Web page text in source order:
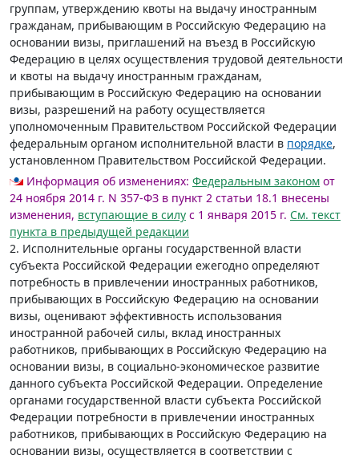
группам, утверждению квоты на выдачу иностранным
гражданам, прибывающим в Российскую Федерацию на
основании визы, приглашений на въезд в Российскую
Федерацию в целях осуществления трудовой деятельности
и квоты на выдачу иностранным гражданам,
прибывающим в Российскую Федерацию на основании
визы, разрешений на работу осуществляется
уполномоченным Правительством Российской Федерации
федеральным органом исполнительной власти в порядке,
установленном Правительством Российской Федерации.
Информация об изменениях: Федеральным законом от
24 ноября 2014 г. N 357-ФЗ в пункт 2 статьи 18.1 внесены
изменения, вступающие в силу с 1 января 2015 г. См. текст
пункта в предыдущей редакции
2. Исполнительные органы государственной власти
субъекта Российской Федерации ежегодно определяют
потребность в привлечении иностранных работников,
прибывающих в Российскую Федерацию на основании
визы, оценивают эффективность использования
иностранной рабочей силы, вклад иностранных
работников, прибывающих в Российскую Федерацию на
основании визы, в социально-экономическое развитие
данного субъекта Российской Федерации. Определение
органами государственной власти субъекта Российской
Федерации потребности в привлечении иностранных
работников, прибывающих в Российскую Федерацию на
основании визы, осуществляется в соответствии с